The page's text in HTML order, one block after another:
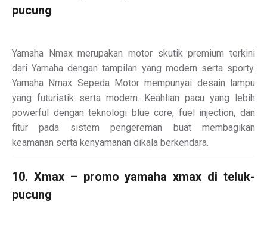
pucung
Yamaha Nmax merupakan motor skutik premium terkini
dari Yamaha dengan tampilan yang modern serta sporty.
Yamaha Nmax Sepeda Motor mempunyai desain lampu
yang futuristik serta modern. Keahlian pacu yang lebih
powerful dengan teknologi blue core, fuel injection, dan
fitur pada sistem pengereman buat membagikan
keamanan serta kenyamanan dikala berkendara.
10. Xmax – promo yamaha xmax di teluk-
pucung